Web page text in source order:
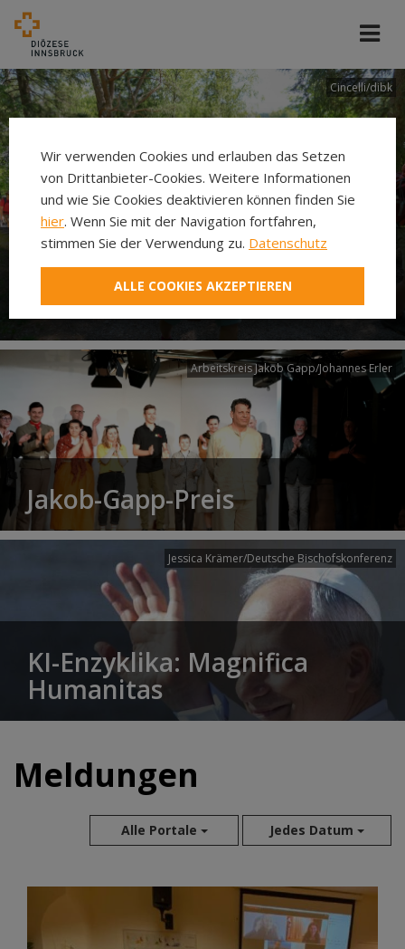
Cincelli/dibk
Neuer Pilgerweg Via
Laudato si’
Arbeitskreis Jakob Gapp/Johannes Erler
Jakob-Gapp-Preis
Jessica Krämer/Deutsche Bischofskonferenz
KI-Enzyklika: Magnifica
Humanitas
Meldungen
Alle Portale Jedes Datum
Aug 2026
Jul 2026
Jun 2026
Wir verwenden Cookies und erlauben das Setzen
von Drittanbieter-Cookies. Weitere Informationen
und wie Sie Cookies deaktivieren können finden Sie
hier. Wenn Sie mit der Navigation fortfahren,
stimmen Sie der Verwendung zu. Datenschutz
ALLE COOKIES AKZEPTIEREN